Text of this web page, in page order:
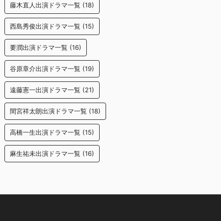
藤木直人出演ドラマ一覧 (18)
西島秀俊出演ドラマ一覧 (15)
要潤出演ドラマ一覧 (16)
谷原章介出演ドラマ一覧 (19)
遠藤憲一出演ドラマ一覧 (21)
間宮祥太朗出演ドラマ一覧 (18)
高橋一生出演ドラマ一覧 (15)
麻生祐未出演ドラマ一覧 (16)